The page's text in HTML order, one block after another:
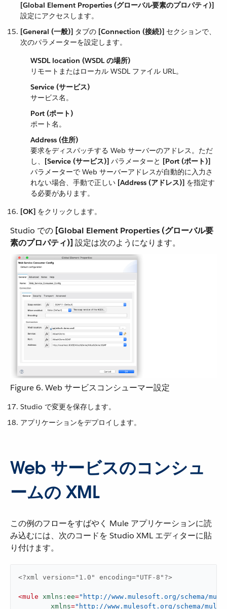
[Global Element Properties (グローバル要素のプロパティ)]
設定にアクセスします。
[General (一般)] ​ タブの ​ [Connection (接続)] ​ セクションで、
次のパラメーターを設定します。
WSDL location (WSDL の場所)
リモートまたはローカル WSDL ファイル URL。
Service (サービス)
サービス名。
Port (ポート)
ポート名。
Address (住所)
要求をディスパッチする Web サーバーのアドレス。ただ
し、​ [Service (サービス)] ​ パラメーターと ​ [Port (ポート)]
パラメーターで Web サーバーアドレスが自動的に入力さ
れない場合、手動で正しい ​ [Address (アドレス)] ​ を指定す
る必要があります。
[OK] ​ をクリックします。
Studio での ​ [Global Element Properties (グローバル要
素のプロパティ)] ​ 設定は次のようになります。
Figure 6. Web サービスコンシューマー設定
Studio で変更を保存します。
アプリケーションをデプロイします。
Web サービスのコンシュ
ームの XML
この例のフローをすばやく Mule アプリケーションに読
み込むには、次のコードを Studio XML エディターに貼
り付けます。
<?xml version="1.0" encoding="UTF-8"?>
<mule xmlns:ee="http://www.mulesoft.org/schema/
xmlns="http://www.mulesoft.org/schema/mule/